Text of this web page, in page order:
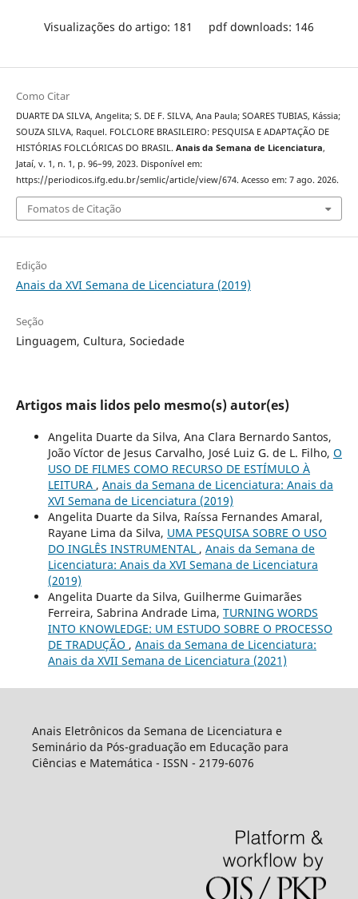
Visualizações do artigo: 181 pdf downloads: 146
Como Citar
DUARTE DA SILVA, Angelita; S. DE F. SILVA, Ana Paula; SOARES TUBIAS, Kássia;
SOUZA SILVA, Raquel. FOLCLORE BRASILEIRO: PESQUISA E ADAPTAÇÃO DE
HISTÓRIAS FOLCLÓRICAS DO BRASIL. Anais da Semana de Licenciatura,
Jataí, v. 1, n. 1, p. 96–99, 2023. Disponível em:
https://periodicos.ifg.edu.br/semlic/article/view/674. Acesso em: 7 ago. 2026.
Fomatos de Citação
Edição
Anais da XVI Semana de Licenciatura (2019)
Seção
Linguagem, Cultura, Sociedade
Artigos mais lidos pelo mesmo(s) autor(es)
Angelita Duarte da Silva, Ana Clara Bernardo Santos,
João Víctor de Jesus Carvalho, José Luiz G. de L. Filho, O
USO DE FILMES COMO RECURSO DE ESTÍMULO À
LEITURA , Anais da Semana de Licenciatura: Anais da
XVI Semana de Licenciatura (2019)
Angelita Duarte da Silva, Raíssa Fernandes Amaral,
Rayane Lima da Silva, UMA PESQUISA SOBRE O USO
DO INGLÊS INSTRUMENTAL , Anais da Semana de
Licenciatura: Anais da XVI Semana de Licenciatura
(2019)
Angelita Duarte da Silva, Guilherme Guimarães
Ferreira, Sabrina Andrade Lima, TURNING WORDS
INTO KNOWLEDGE: UM ESTUDO SOBRE O PROCESSO
DE TRADUÇÃO , Anais da Semana de Licenciatura:
Anais da XVII Semana de Licenciatura (2021)
Anais Eletrônicos da Semana de Licenciatura e
Seminário da Pós-graduação em Educação para
Ciências e Matemática - ISSN - 2179-6076